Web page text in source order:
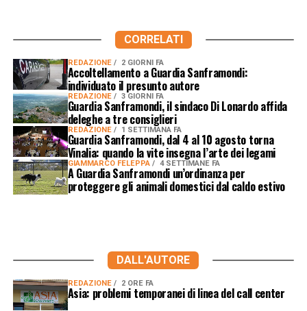
CORRELATI
REDAZIONE 2 GIORNI FA
Accoltellamento a Guardia Sanframondi:
individuato il presunto autore
REDAZIONE 3 GIORNI FA
Guardia Sanframondi, il sindaco Di Lonardo affida
deleghe a tre consiglieri
REDAZIONE 1 SETTIMANA FA
Guardia Sanframondi, dal 4 al 10 agosto torna
Vinalia: quando la vite insegna l’arte dei legami
GIAMMARCO FELEPPA 4 SETTIMANE FA
A Guardia Sanframondi un’ordinanza per
proteggere gli animali domestici dal caldo estivo
DALL'AUTORE
REDAZIONE 2 ORE FA
Asia: problemi temporanei di linea del call center